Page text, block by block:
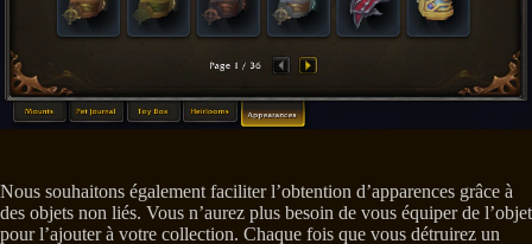
Nous souhaitons également faciliter l’obtention d’apparences grâce à
des objets non liés. Vous n’aurez plus besoin de vous équiper de l’objet
pour l’ajouter à votre collection. Chaque fois que vous détruirez un